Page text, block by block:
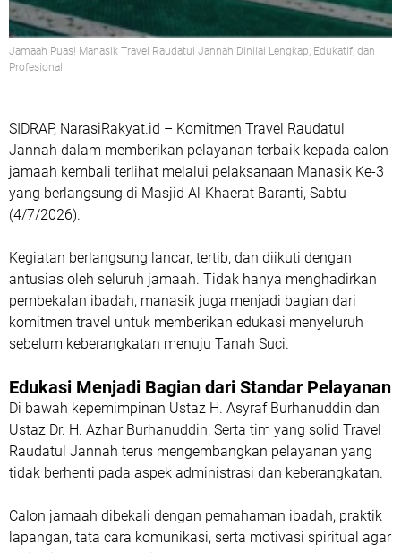
Jamaah Puas! Manasik Travel Raudatul Jannah Dinilai Lengkap, Edukatif, dan
Profesional
SIDRAP, NarasiRakyat.id – Komitmen Travel Raudatul
Jannah dalam memberikan pelayanan terbaik kepada calon
jamaah kembali terlihat melalui pelaksanaan Manasik Ke-3
yang berlangsung di Masjid Al-Khaerat Baranti, Sabtu
(4/7/2026).
Kegiatan berlangsung lancar, tertib, dan diikuti dengan
antusias oleh seluruh jamaah. Tidak hanya menghadirkan
pembekalan ibadah, manasik juga menjadi bagian dari
komitmen travel untuk memberikan edukasi menyeluruh
sebelum keberangkatan menuju Tanah Suci.
Edukasi Menjadi Bagian dari Standar Pelayanan
Di bawah kepemimpinan Ustaz H. Asyraf Burhanuddin dan
Ustaz Dr. H. Azhar Burhanuddin, Serta tim yang solid Travel
Raudatul Jannah terus mengembangkan pelayanan yang
tidak berhenti pada aspek administrasi dan keberangkatan.
Calon jamaah dibekali dengan pemahaman ibadah, praktik
lapangan, tata cara komunikasi, serta motivasi spiritual agar